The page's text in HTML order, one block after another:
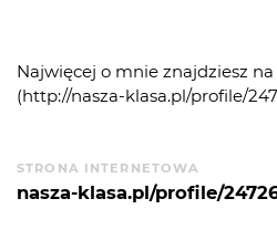
Najwięcej o mnie znajdziesz
(http://nasza-klasa.pl/profile/
STRONA INTERNETOWA
nasza-klasa.pl/profile/